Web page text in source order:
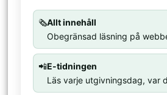
🗞️Allt innehåll
Obegränsad läsning på
📲E-tidningen
Läs varje utgivningsdag, var